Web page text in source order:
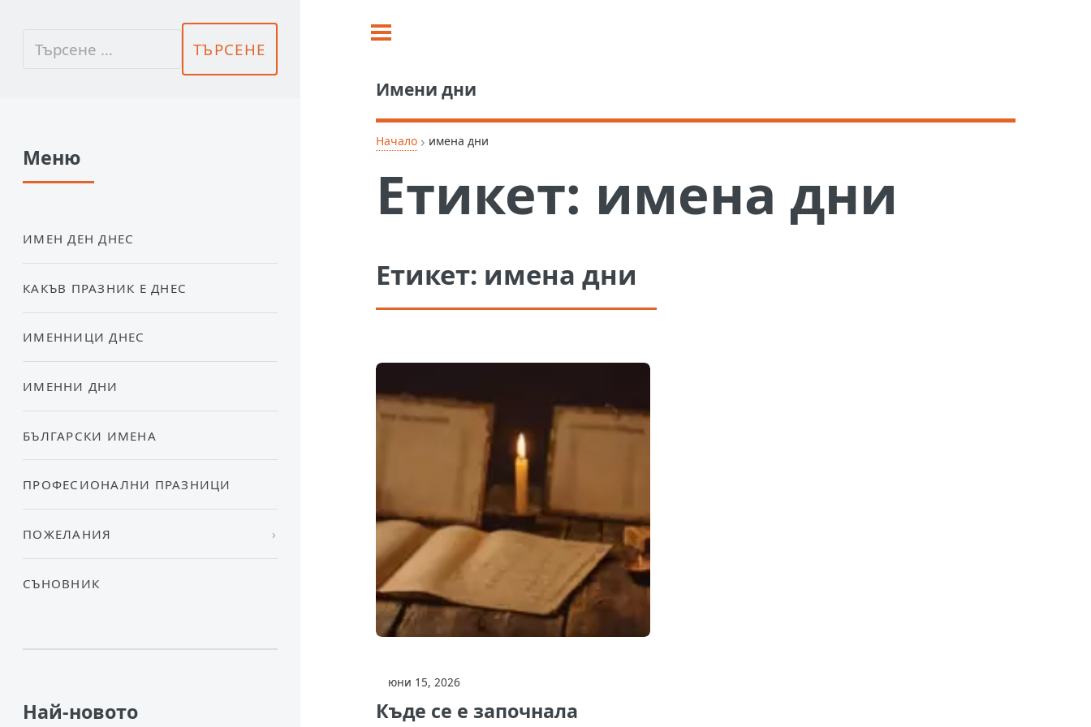
Имени дни
Начало › имена дни
Етикет: имена дни
Етикет: имена дни
юни 15, 2026
Къде се е започнала
Меню
ИМЕН ДЕН ДНЕС
КАКЪВ ПРАЗНИК Е ДНЕС
ИМЕННИЦИ ДНЕС
ИМЕННИ ДНИ
БЪЛГАРСКИ ИМЕНА
ПРОФЕСИОНАЛНИ ПРАЗНИЦИ
ПОЖЕЛАНИЯ
СЪНОВНИК
Най-новото